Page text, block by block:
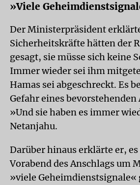
»Viele
Der Ministerpräsident
Sicherheitskräfte hätten der
gesagt, sie müsse sich keine
Immer wieder sei ihm
Hamas sei abgeschreckt. Es
Gefahr eines bevorstehenden
»Und sie haben es immer
Netanjahu.
Darüber hinaus erklärte er, es
Vorabend des Anschlags um
»viele Geheimdienstsignale«